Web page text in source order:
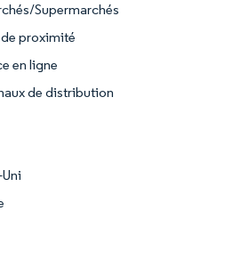
Supermarchés
proximité
en ligne
de distribution